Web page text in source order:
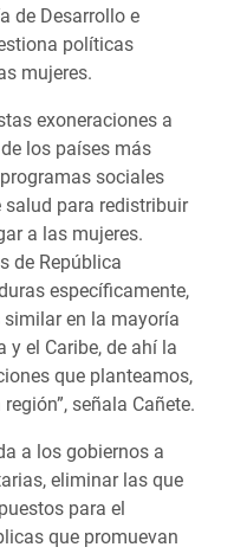
de Desarrollo e
políticas
mujeres.
exoneraciones a
los países más
sociales
para redistribuir
a las mujeres.
de República
específicamente,
en la mayoría
y el Caribe, de ahí la
que planteamos,
señala Cañete.
a los gobiernos a
eliminar las que
para el
que promuevan